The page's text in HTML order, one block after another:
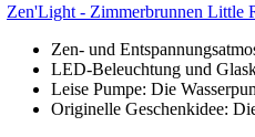
Zen'Light - Zimmerbrunnen Little
Zen- und
LED-Beleuchtung und
Leise Pumpe: Die
Originelle Geschenkidee: